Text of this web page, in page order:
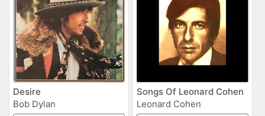
Desire
Bob Dylan
Songs Of Leonard Cohen
Leonard Cohen